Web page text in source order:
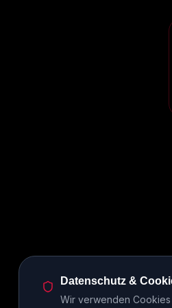
Datenschutz &
Wir verwenden